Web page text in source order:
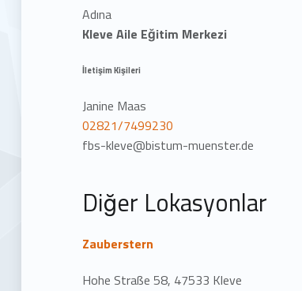
Adına
Kleve Aile Eğitim Merkezi
İletişim Kişileri
Janine Maas
02821/7499230
fbs-kleve@bistum-muenster.de
Diğer Lokasyonlar
Zauberstern
Hohe Straße 58, 47533 Kleve